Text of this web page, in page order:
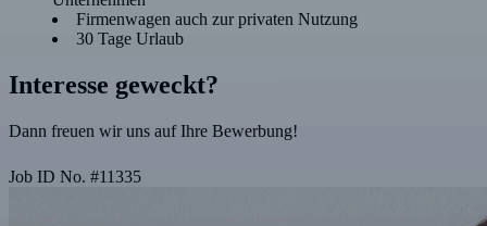
Firmenwagen auch zur privaten Nutzung
30 Tage Urlaub
Interesse geweckt?
Dann freuen wir uns auf Ihre Bewerbung!
Job ID No. #11335